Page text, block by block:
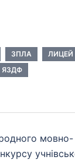
ЗПЛА ЛИЦЕЙ
ЯЗДФ
мовно-